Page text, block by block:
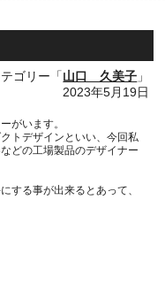
ゴリー「山口 久美子 」
2023年5月19日
がいます。
トデザインといい、今回私
どの工場製品のデザイナー
する事が出来るとあって、